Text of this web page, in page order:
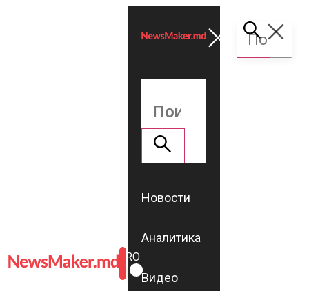
ROMÂNĂ
RU
Новости
Аналитика
Видео